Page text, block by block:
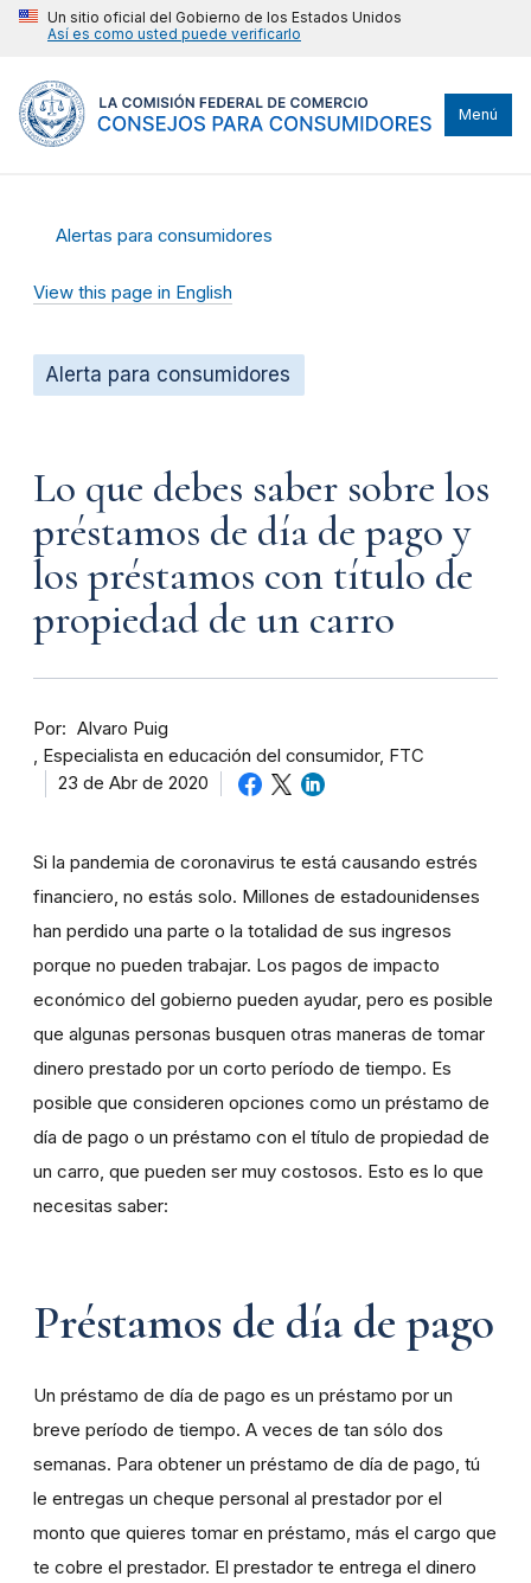
Un sitio oficial del Gobierno de los Estados Unidos
Así es como usted puede verificarlo
Menú
Alertas para consumidores
View this page in English
Alerta para consumidores
Lo que debes saber sobre los
préstamos de día de pago y
los préstamos con título de
propiedad de un carro
Por
Alvaro Puig
Especialista en educación del consumidor, FTC
23 de Abr de 2020
Si la pandemia de coronavirus te está causando estrés
financiero, no estás solo. Millones de estadounidenses
han perdido una parte o la totalidad de sus ingresos
porque no pueden trabajar. Los pagos de impacto
económico del gobierno pueden ayudar, pero es posible
que algunas personas busquen otras maneras de tomar
dinero prestado por un corto período de tiempo. Es
posible que consideren opciones como un préstamo de
día de pago o un préstamo con el título de propiedad de
un carro, que pueden ser muy costosos. Esto es lo que
necesitas saber:
Préstamos de día de pago
Un préstamo de día de pago es un préstamo por un
breve período de tiempo. A veces de tan sólo dos
semanas. Para obtener un préstamo de día de pago, tú
le entregas un cheque personal al prestador por el
monto que quieres tomar en préstamo, más el cargo que
te cobre el prestador. El prestador te entrega el dinero